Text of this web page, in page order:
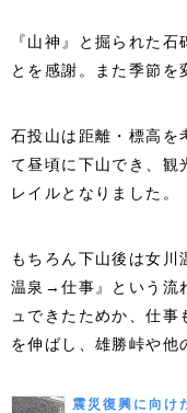
『山神』と掘られた
とを感謝。また季節
石投山は距離・標高を
て昼頃に下山でき、観
レイルとなりました。
もちろん下山後は女川
温泉→仕事』という流
ュできたためか、仕
を伸ばし、雄勝峠や他
震災復興に向